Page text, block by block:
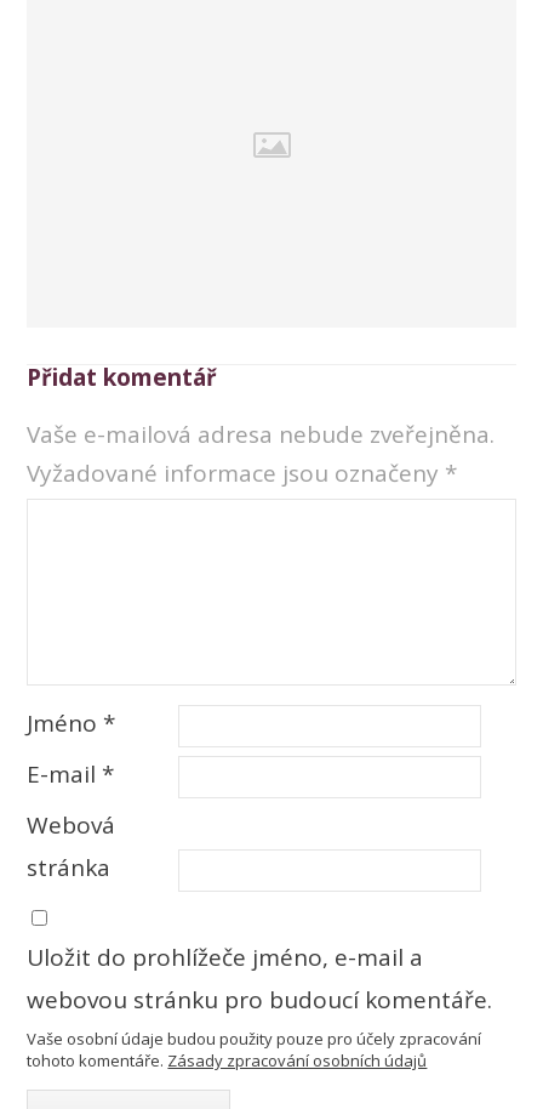
Přidat komentář
Vaše e-mailová adresa nebude zveřejněna.
Vyžadované informace jsou označeny *
Jméno *
E-mail *
Webová
stránka
Uložit do prohlížeče jméno, e-mail a
webovou stránku pro budoucí komentáře.
Vaše osobní údaje budou použity pouze pro účely zpracování
tohoto komentáře. Zásady zpracování osobních údajů